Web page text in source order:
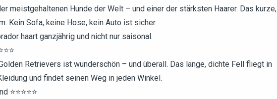
meistgehaltenen Hunde der Welt – und einer der stärksten Haarer. Das kurze,
Kein Sofa, keine Hose, kein Auto ist sicher.
haart ganzjährig und nicht nur saisonal.
Retrievers ist wunderschön – und überall. Das lange, dichte Fell fliegt in
und findet seinen Weg in jeden Winkel.